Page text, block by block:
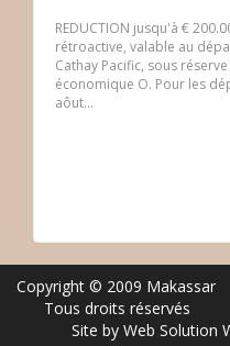
REDUCTION jusqu'à €
rétroactive, valable au
Cathay Pacific, sous
économique O. Pour les
aôut...
Copyright © 2009 Makassar
Tous droits réservés
Site by Web Solution